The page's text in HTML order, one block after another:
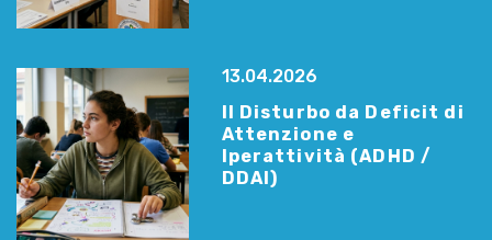
13.04.2026
Il Disturbo da Deficit di
Attenzione e
Iperattività (ADHD /
DDAI)